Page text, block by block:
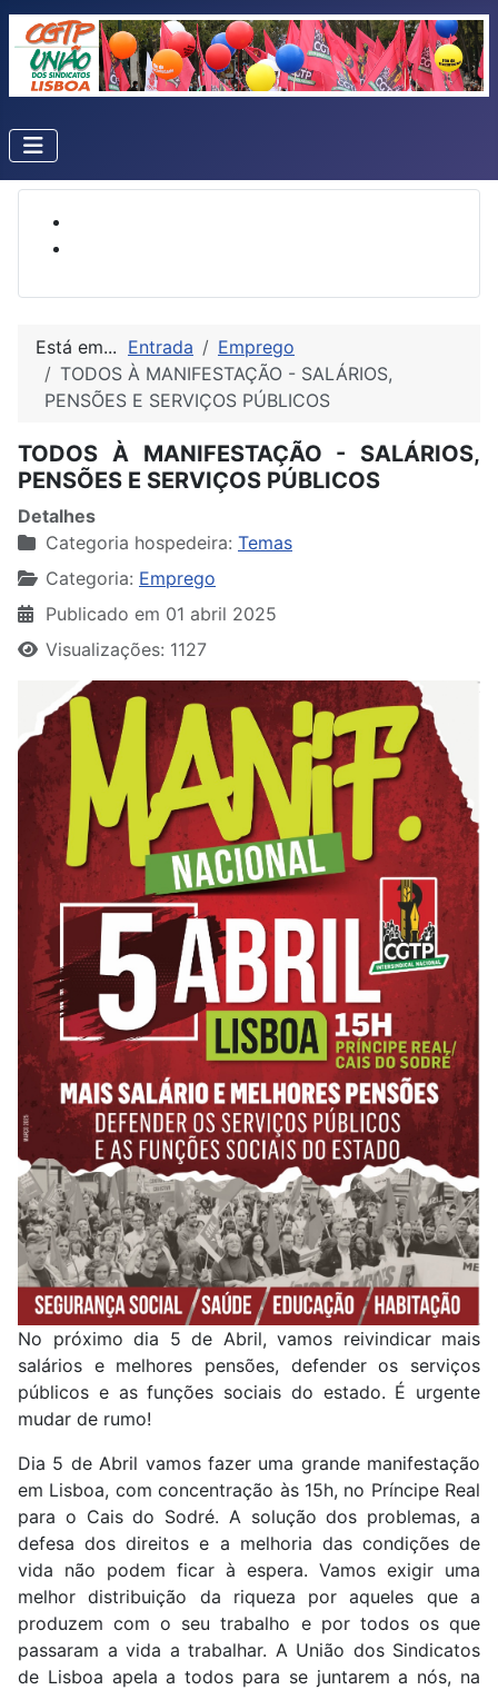
Está em... Entrada
Emprego
TODOS À MANIFESTAÇÃO - SALÁRIOS,
PENSÕES E SERVIÇOS PÚBLICOS
TODOS À MANIFESTAÇÃO - SALÁRIOS,
PENSÕES E SERVIÇOS PÚBLICOS
Detalhes
Categoria hospedeira: Temas
Categoria: Emprego
Publicado em 01 abril 2025
Visualizações: 1127
No próximo dia 5 de Abril, vamos reivindicar mais
salários e melhores pensões, defender os serviços
públicos e as funções sociais do estado. É urgente
mudar de rumo!
Dia 5 de Abril vamos fazer uma grande manifestação
em Lisboa, com concentração às 15h, no Príncipe Real
para o Cais do Sodré. A solução dos problemas, a
defesa dos direitos e a melhoria das condições de
vida não podem ficar à espera. Vamos exigir uma
melhor distribuição da riqueza por aqueles que a
produzem com o seu trabalho e por todos os que
passaram a vida a trabalhar. A União dos Sindicatos
de Lisboa apela a todos para se juntarem a nós, na